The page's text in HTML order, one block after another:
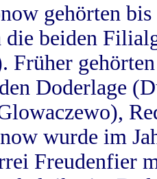
gehörten
beiden
Früher
Doderlage
wurde im
Freudenfier